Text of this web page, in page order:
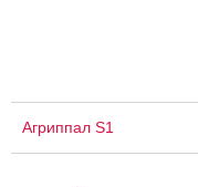
Агриппал S1